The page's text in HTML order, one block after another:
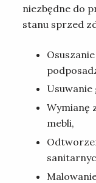
niezbędne do
stanu sprzed
Usuwanie
Wymianę
mebli,